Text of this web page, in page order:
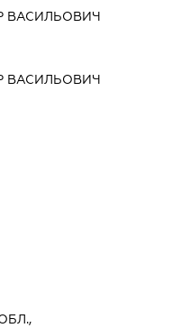
ВАСИЛЬОВИЧ
ВАСИЛЬОВИЧ